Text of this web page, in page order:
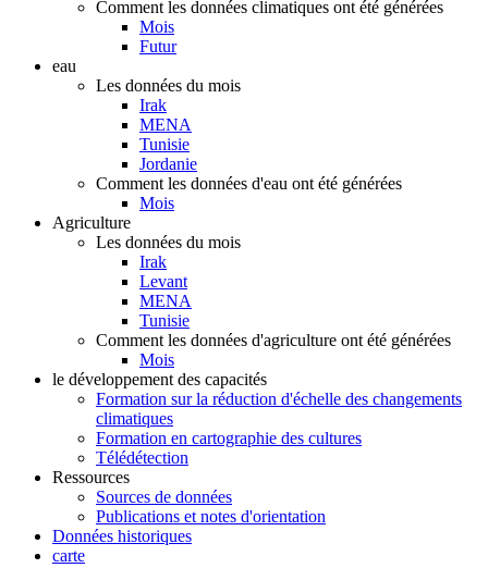
Comment les données climatiques ont été générées
Mois
Futur
eau
Les données du mois
Irak
MENA
Tunisie
Jordanie
Comment les données d'eau ont été générées
Mois
Agriculture
Les données du mois
Irak
Levant
MENA
Tunisie
Comment les données d'agriculture ont été générées
Mois
le développement des capacités
Formation sur la réduction d'échelle des changements
climatiques
Formation en cartographie des cultures
Télédétection
Ressources
Sources de données
Publications et notes d'orientation
Données historiques
carte